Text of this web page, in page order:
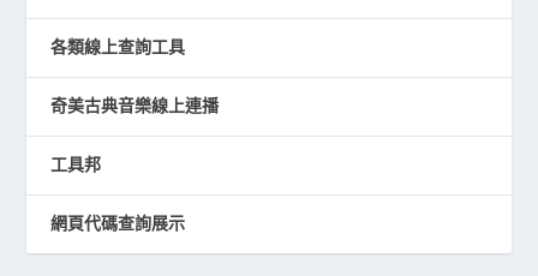
各類線上查詢工具
奇美古典音樂線上連播
工具邦
網頁代碼查詢展示